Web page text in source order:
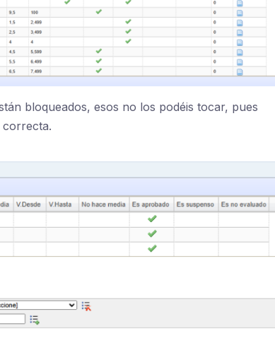
bloqueados, esos no los podéis tocar, pues
correcta.